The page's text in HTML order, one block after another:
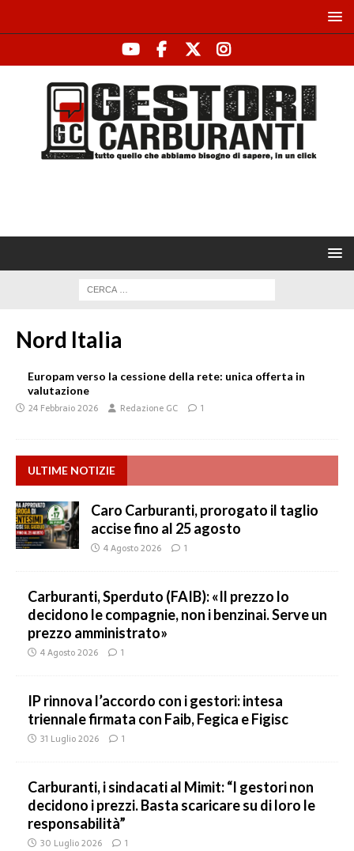
Nord Italia
Europam verso la cessione della rete: unica offerta in
valutazione
24 Febbraio 2026 Redazione GC 1
ULTIME NOTIZIE
Caro Carburanti, prorogato il taglio
accise fino al 25 agosto
4 Agosto 2026 1
Carburanti, Sperduto (FAIB): «Il prezzo lo
decidono le compagnie, non i benzinai. Serve un
prezzo amministrato»
4 Agosto 2026 1
IP rinnova l’accordo con i gestori: intesa
triennale firmata con Faib, Fegica e Figisc
31 Luglio 2026 1
Carburanti, i sindacati al Mimit: “I gestori non
decidono i prezzi. Basta scaricare su di loro le
responsabilità”
30 Luglio 2026 1